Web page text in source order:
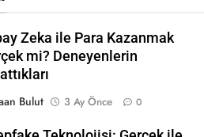
Zeka ile Para Kazanmak
mi? Deneyenlerin
Bulut
3 Ay Önce 0